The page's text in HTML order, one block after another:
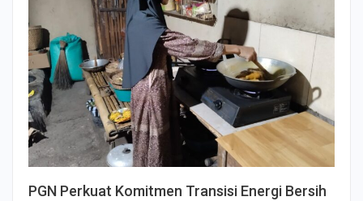
PGN Perkuat Komitmen Transisi Energi Bersih